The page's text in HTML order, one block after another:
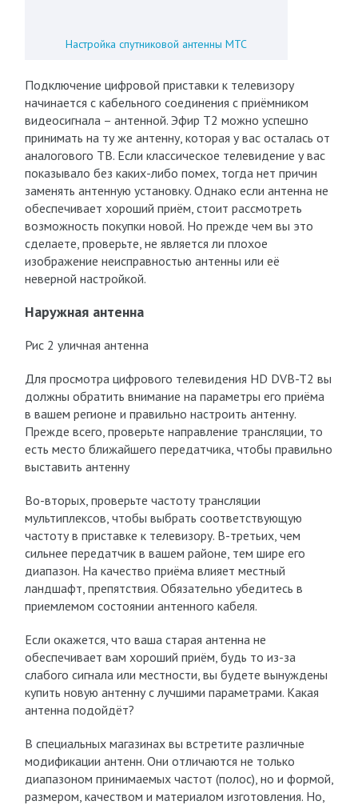
Настройка спутниковой антенны МТС
Подключение цифровой приставки к телевизору
начинается с кабельного соединения с приёмником
видеосигнала – антенной. Эфир T2 можно успешно
принимать на ту же антенну, которая у вас осталась от
аналогового ТВ. Если классическое телевидение у вас
показывало без каких-либо помех, тогда нет причин
заменять антенную установку. Однако если антенна не
обеспечивает хороший приём, стоит рассмотреть
возможность покупки новой. Но прежде чем вы это
сделаете, проверьте, не является ли плохое
изображение неисправностью антенны или её
неверной настройкой.
Наружная антенна
Рис 2 уличная антенна
Для просмотра цифрового телевидения HD DVB-T2 вы
должны обратить внимание на параметры его приёма
в вашем регионе и правильно настроить антенну.
Прежде всего, проверьте направление трансляции, то
есть место ближайшего передатчика, чтобы правильно
выставить антенну
Во-вторых, проверьте частоту трансляции
мультиплексов, чтобы выбрать соответствующую
частоту в приставке к телевизору. В-третьих, чем
сильнее передатчик в вашем районе, тем шире его
диапазон. На качество приёма влияет местный
ландшафт, препятствия. Обязательно убедитесь в
приемлемом состоянии антенного кабеля.
Если окажется, что ваша старая антенна не
обеспечивает вам хороший приём, будь то из-за
слабого сигнала или местности, вы будете вынуждены
купить новую антенну с лучшими параметрами. Какая
антенна подойдёт?
В специальных магазинах вы встретите различные
модификации антенн. Они отличаются не только
диапазоном принимаемых частот (полос), но и формой,
размером, качеством и материалом изготовления. Но,